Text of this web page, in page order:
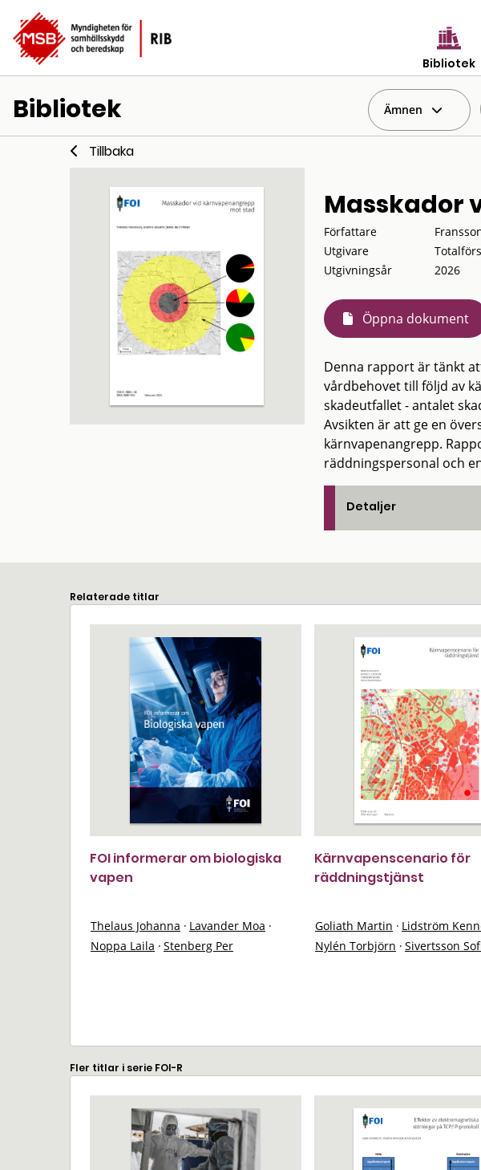
Bibliotek
Bibliotek Ämnen
Tillbaka
Masskador
Författare
Utgivare
Utgivningsår
2026
Öppna dokument
Denna rapport är tänkt
vårdbehovet till följd av
skadeutfallet - antalet
Avsikten är att ge en
kärnvapenangrepp.
räddningspersonal och
Detaljer
Relaterade titlar
FOI informerar om biologiska
vapen
Thelaus Johanna · Lavander Moa ·
Noppa Laila · Stenberg Per
Kärnvapenscenario för
räddningstjänst
Goliath Martin · Lidström
Nylén Torbjörn · Sivertsson
Fler titlar i serie FOI-R